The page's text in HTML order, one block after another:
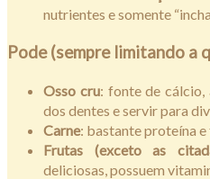
nutrientes e somente
Pode (sempre limitando a
Osso cru: fonte de cálcio,
dos dentes e servir para
Carne: bastante proteína
Frutas (exceto as
deliciosas, possuem